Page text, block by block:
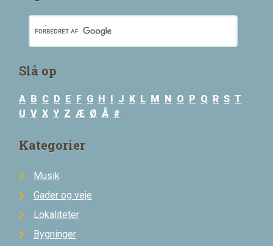
Slå op
A B C D E F G H I J K L M N O P Q R S T
U V X Y Z Æ Ø Å #
Kategorier
Musik
Gader og veje
Lokaliteter
Bygninger